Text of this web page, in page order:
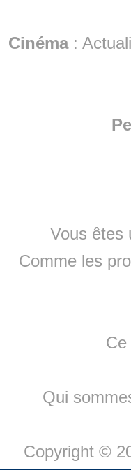
Cinéma:
Vous êtes
Comme les
Qui
Copyright ©